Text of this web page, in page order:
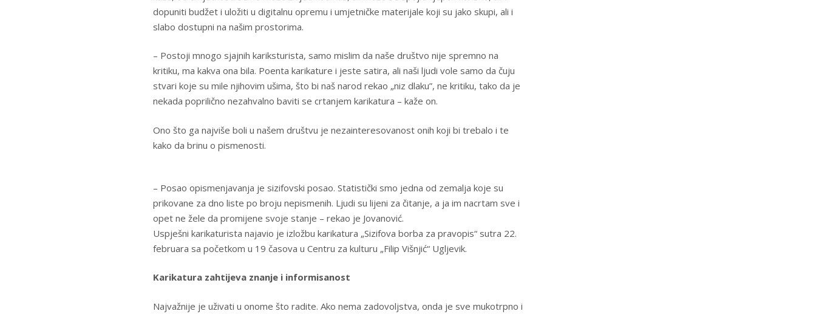
dopuniti budžet i uložiti u digitalnu opremu i umjetničke materijale koji su jako skupi, ali i
slabo dostupni na našim prostorima.
– Postoji mnogo sjajnih kariksturista, samo mislim da naše društvo nije spremno na
kritiku, ma kakva ona bila. Poenta karikature i jeste satira, ali naši ljudi vole samo da čuju
stvari koje su mile njihovim ušima, što bi naš narod rekao „niz dlaku”, ne kritiku, tako da je
nekada poprilično nezahvalno baviti se crtanjem karikatura – kaže on.
Ono što ga najviše boli u našem društvu je nezainteresovanost onih koji bi trebalo i te
kako da brinu o pismenosti.
– Posao opismenjavanja je sizifovski posao. Statistički smo jedna od zemalja koje su
prikovane za dno liste po broju nepismenih. Ljudi su lijeni za čitanje, a ja im nacrtam sve i
opet ne žele da promijene svoje stanje – rekao je Jovanović.
Uspješni karikaturista najavio je izložbu karikatura „Sizifova borba za pravopis“ sutra 22.
februara sa početkom u 19 časova u Centru za kulturu „Filip Višnjić“ Ugljevik.
Karikatura zahtijeva znanje i informisanost
Najvažnije je uživati u onome što radite. Ako nema zadovoljstva, onda je sve mukotrpno i